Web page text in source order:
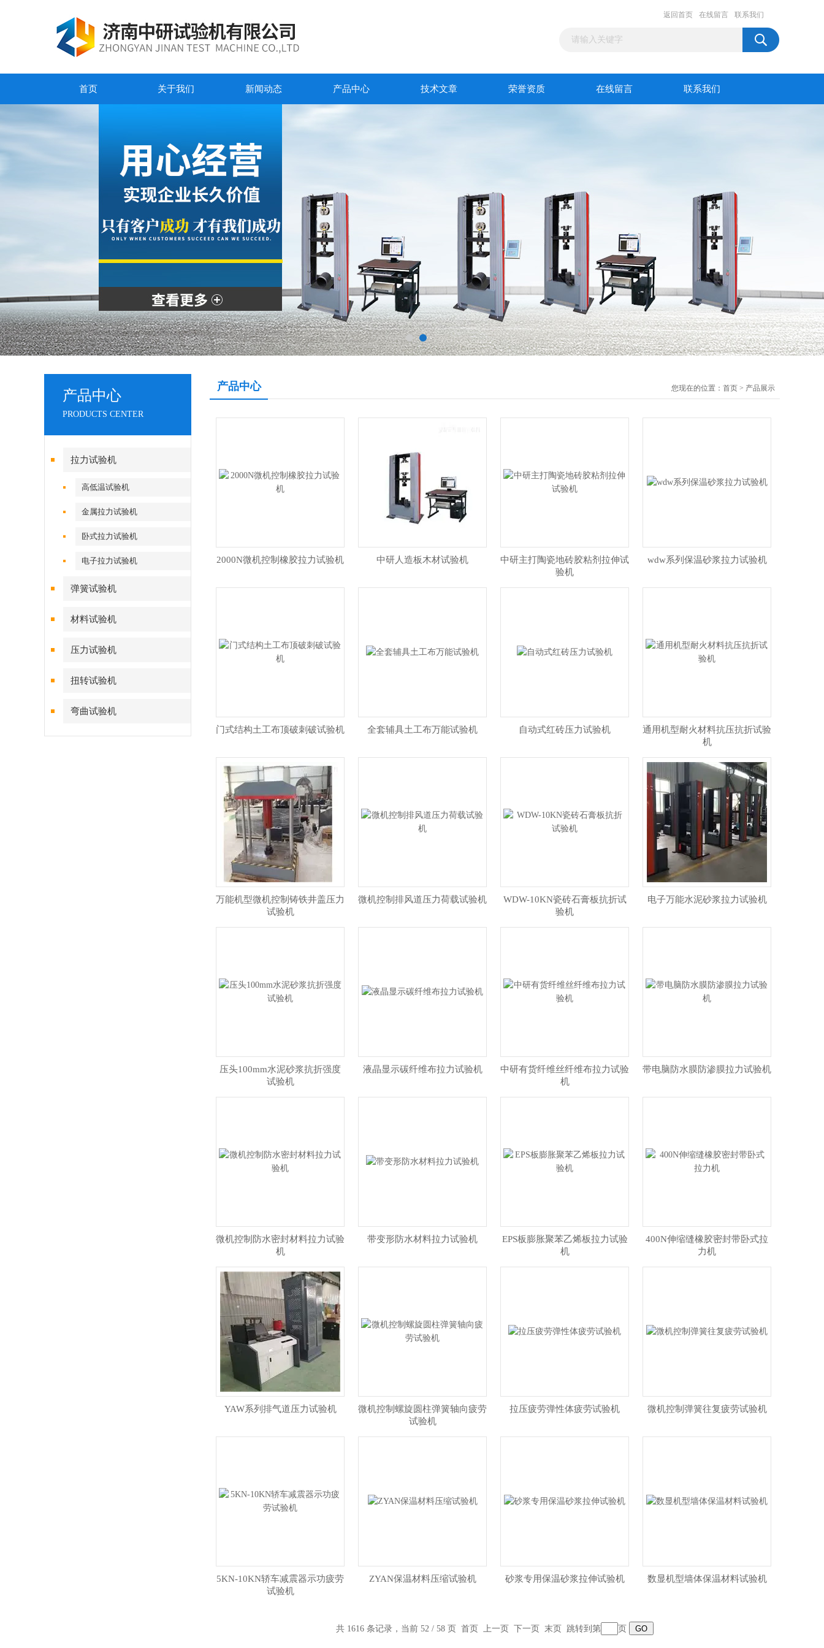
返回首页 在线留言 联系我们
首页 关于我们 新闻动态 产品中心 技术文章 荣誉资质 在线留言 联系我们
产品中心
PRODUCTS CENTER
拉力试验机
高低温试验机
金属拉力试验机
卧式拉力试验机
电子拉力试验机
弹簧试验机
材料试验机
压力试验机
扭转试验机
弯曲试验机
产品中心 您现在的位置： 首页 > 产品展示
2000N微机控制橡胶拉力试验机 中研人造板木材试验机
中研主打陶瓷地砖胶粘剂拉伸试
验机
wdw系列保温砂浆拉力试验机
门式结构土工布顶破刺破试验机 全套辅具土工布万能试验机 自动式红砖压力试验机
通用机型耐火材料抗压抗折试验
机
万能机型微机控制铸铁井盖压力
试验机
微机控制排风道压力荷载试验机
WDW-10KN瓷砖石膏板抗折试
验机
电子万能水泥砂浆拉力试验机
压头100mm水泥砂浆抗折强度
试验机
液晶显示碳纤维布拉力试验机
中研有货纤维丝纤维布拉力试验
机
带电脑防水膜防渗膜拉力试验机
微机控制防水密封材料拉力试验
机
带变形防水材料拉力试验机
EPS板膨胀聚苯乙烯板拉力试验
机
400N伸缩缝橡胶密封带卧式拉
力机
YAW系列排气道压力试验机
微机控制螺旋圆柱弹簧轴向疲劳
试验机
拉压疲劳弹性体疲劳试验机 微机控制弹簧往复疲劳试验机
5KN-10KN轿车减震器示功疲劳
试验机
ZYAN保温材料压缩试验机 砂浆专用保温砂浆拉伸试验机 数显机型墙体保温材料试验机
共 1616 条记录，当前 52 / 58 页 首页 上一页 下一页 末页 跳转到第 页